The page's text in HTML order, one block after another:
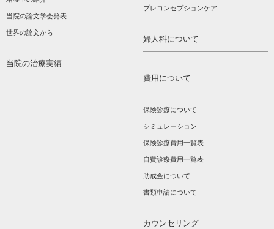
当院の論文学会発表
世界の論文から
当院の治療実績
プレコンセプションケア
婦人科について
費用について
保険診療について
シミュレーション
保険診療費用一覧表
自費診療費用一覧表
助成金について
書類申請について
カウンセリング